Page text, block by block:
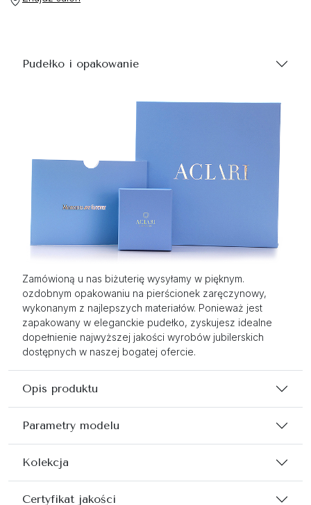
Pudełko i opakowanie
Zamówioną u nas biżuterię wysyłamy w pięknym.
ozdobnym opakowaniu na pierścionek zaręczynowy,
wykonanym z najlepszych materiałów. Ponieważ jest
zapakowany w eleganckie pudełko, zyskujesz idealne
dopełnienie najwyższej jakości wyrobów jubilerskich
dostępnych w naszej bogatej ofercie.
Opis produktu
Parametry modelu
Kolekcja
Certyfikat jakości